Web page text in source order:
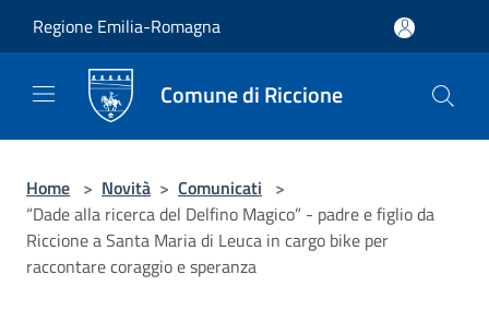
Regione Emilia-Romagna
Comune di Riccione
Home > Novità > Comunicati >
“Dade alla ricerca del Delfino Magico” - padre e figlio da
Riccione a Santa Maria di Leuca in cargo bike per
raccontare coraggio e speranza